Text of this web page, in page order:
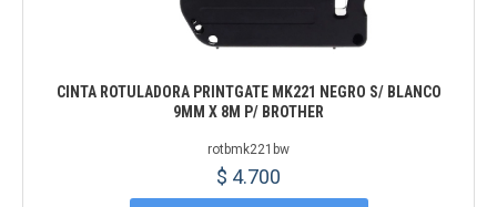
CINTA ROTULADORA PRINTGATE MK221 NEGRO S/ BLANCO
9MM X 8M P/ BROTHER
rotbmk221bw
$ 4.700